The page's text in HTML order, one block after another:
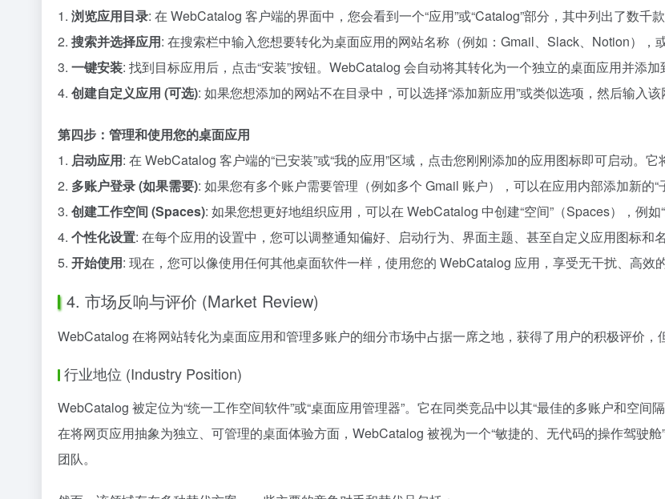
1. 浏览应用目录: 在 WebCatalog 客户端的界面中，您会看到一个“应用”或“Catalog”部分，其中列出了数千
2. 搜索并选择应用: 在搜索栏中输入您想要转化为桌面应用的网站名称（例如：Gmail、Slack、Notion），
3. 一键安装: 找到目标应用后，点击“安装”按钮。WebCatalog 会自动将其转化为一个独立的桌面应用并添加
4. 创建自定义应用 (可选): 如果您想添加的网站不在目录中，可以选择“添加新应用”或类似选项，然后输入
第四步：管理和使用您的桌面应用
1. 启动应用: 在 WebCatalog 客户端的“已安装”或“我的应用”区域，点击您刚刚添加的应用图标即可启动。
2. 多账户登录 (如果需要): 如果您有多个账户需要管理（例如多个 Gmail 账户），可以在应用内部添加新的
3. 创建工作空间 (Spaces): 如果您想更好地组织应用，可以在 WebCatalog 中创建“空间”（Spaces），例如
4. 个性化设置: 在每个应用的设置中，您可以调整通知偏好、启动行为、界面主题、甚至自定义应用图标和名
5. 开始使用: 现在，您可以像使用任何其他桌面软件一样，使用您的 WebCatalog 应用，享受无干扰、高效的
4. 市场反响与评价 (Market Review)
WebCatalog 在将网站转化为桌面应用和管理多账户的细分市场中占据一席之地，获得了用户的积极评价，
行业地位 (Industry Position)
WebCatalog 被定位为“统一工作空间软件”或“桌面应用管理器”。它在同类竞品中以其“最佳的多账户和空间
在将网页应用抽象为独立、可管理的桌面体验方面，WebCatalog 被视为一个“敏捷的、无代码的操作驾驶
团队。